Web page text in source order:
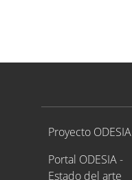
Proyecto ODESIA
Proyecto ODESIA
Portal ODESIA -
Estado del arte